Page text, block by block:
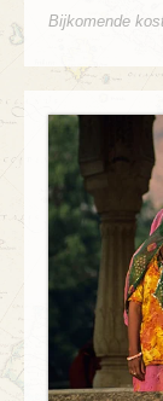
Bijkomende